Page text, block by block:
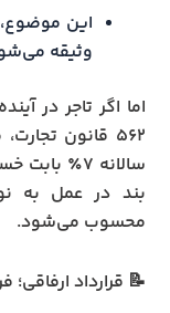
این
وثیقه
اما اگر تاجر در
سالانه ۷٪
بند در عمل به
محسوب می‌شود.
📝 قرارداد